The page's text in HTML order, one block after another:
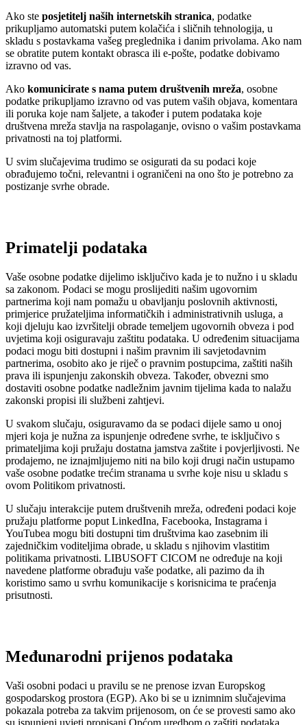
Ako ste posjetitelj naših internetskih stranica, podatke
prikupljamo automatski putem kolačića i sličnih tehnologija, u
skladu s postavkama vašeg preglednika i danim privolama. Ako nam
se obratite putem kontakt obrasca ili e-pošte, podatke dobivamo
izravno od vas.
Ako komunicirate s nama putem društvenih mreža, osobne
podatke prikupljamo izravno od vas putem vaših objava, komentara
ili poruka koje nam šaljete, a također i putem podataka koje
društvena mreža stavlja na raspolaganje, ovisno o vašim postavkama
privatnosti na toj platformi.
U svim slučajevima trudimo se osigurati da su podaci koje
obrađujemo točni, relevantni i ograničeni na ono što je potrebno za
postizanje svrhe obrade.
Primatelji podataka
Vaše osobne podatke dijelimo isključivo kada je to nužno i u skladu
sa zakonom. Podaci se mogu proslijediti našim ugovornim
partnerima koji nam pomažu u obavljanju poslovnih aktivnosti,
primjerice pružateljima informatičkih i administrativnih usluga, a
koji djeluju kao izvršitelji obrade temeljem ugovornih obveza i pod
uvjetima koji osiguravaju zaštitu podataka. U određenim situacijama
podaci mogu biti dostupni i našim pravnim ili savjetodavnim
partnerima, osobito ako je riječ o pravnim postupcima, zaštiti naših
prava ili ispunjenju zakonskih obveza. Također, obvezni smo
dostaviti osobne podatke nadležnim javnim tijelima kada to nalažu
zakonski propisi ili službeni zahtjevi.
U svakom slučaju, osiguravamo da se podaci dijele samo u onoj
mjeri koja je nužna za ispunjenje određene svrhe, te isključivo s
primateljima koji pružaju dostatna jamstva zaštite i povjerljivosti. Ne
prodajemo, ne iznajmljujemo niti na bilo koji drugi način ustupamo
vaše osobne podatke trećim stranama u svrhe koje nisu u skladu s
ovom Politikom privatnosti.
U slučaju interakcije putem društvenih mreža, određeni podaci koje
pružaju platforme poput LinkedIna, Facebooka, Instagrama i
YouTubea mogu biti dostupni tim društvima kao zasebnim ili
zajedničkim voditeljima obrade, u skladu s njihovim vlastitim
politikama privatnosti. LIBUSOFT CICOM ne određuje na koji
navedene platforme obrađuju vaše podatke, ali pazimo da ih
koristimo samo u svrhu komunikacije s korisnicima te praćenja
prisutnosti.
Međunarodni prijenos podataka
Vaši osobni podaci u pravilu se ne prenose izvan Europskog
gospodarskog prostora (EGP). Ako bi se u iznimnim slučajevima
pokazala potreba za takvim prijenosom, on će se provesti samo ako
su ispunjeni uvjeti propisani Općom uredbom o zaštiti podataka,